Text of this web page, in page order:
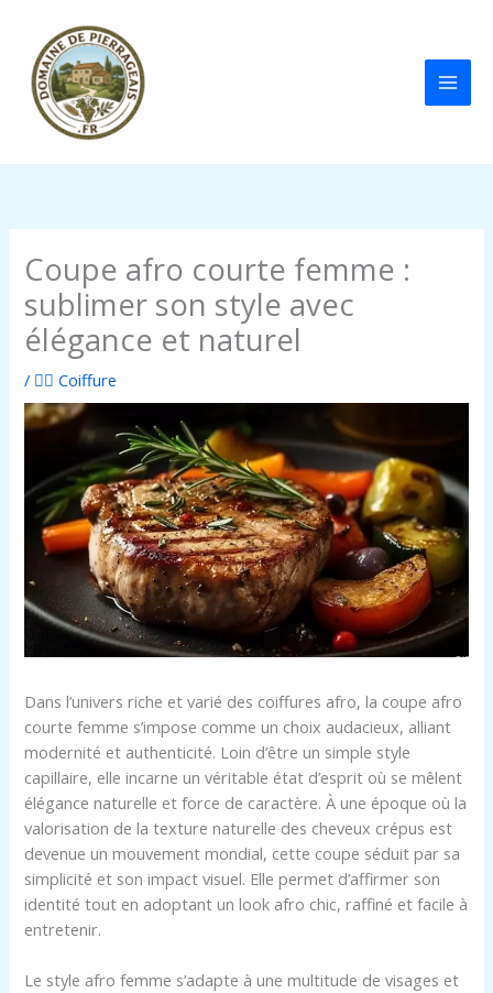
contenu
Coupe afro courte femme :
sublimer son style avec
élégance et naturel
/ 💇‍♀️ Coiffure
Dans l’univers riche et varié des coiffures afro, la coupe afro
courte femme s’impose comme un choix audacieux, alliant
modernité et authenticité. Loin d’être un simple style
capillaire, elle incarne un véritable état d’esprit où se mêlent
élégance naturelle et force de caractère. À une époque où la
valorisation de la texture naturelle des cheveux crépus est
devenue un mouvement mondial, cette coupe séduit par sa
simplicité et son impact visuel. Elle permet d’affirmer son
identité tout en adoptant un look afro chic, raffiné et facile à
entretenir.
Le style afro femme s’adapte à une multitude de visages et